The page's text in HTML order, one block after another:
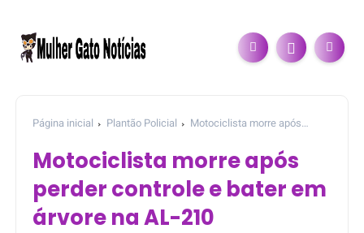
Página inicial Plantão Policial
Motociclista morre após
Motociclista morre após
perder controle e bater em
árvore na AL-210